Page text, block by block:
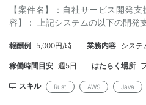
認、原因調査、改修時のSQL確
システムの調査、影響分析、障害
きること 【稼働開始】：随時 ※ク
名予定 ※3-4名のチームを編成す
ィブレベルの日本語対応ができれ
上の日本語コミュニケーション力
【案件名】：自社サービス開発
容】： 上記システムの以下の開発
ロントエンドの開発言語：
CSS3 ・フロントエンドのラ
発言語： Rust、Python ・バック
報酬例 5,000円/時 業務内容 システ
稼働時間目安 週5日 はたらく場所
スキル Rust AWS Java